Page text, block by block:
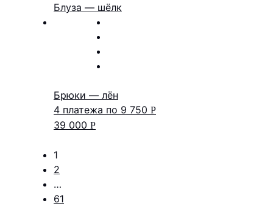
Блуза — шёлк
Брюки — лён
4 платежа по 9 750 Р
39 000 Р
1
2
…
61